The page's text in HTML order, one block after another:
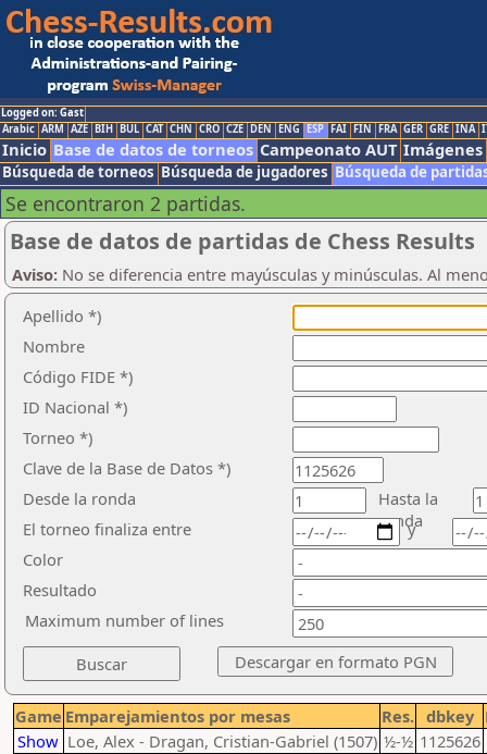
Logged on: Gast
Arabic ARM AZE BIH BUL CAT CHN CRO CZE DEN ENG ESP FAI FIN FRA GER GRE INA
Inicio Base de datos de torneos Campeonato AUT Imágenes
Búsqueda de torneos Búsqueda de jugadores Búsqueda de
Se encontraron 2 partidas.
Base de datos de partidas de Chess Results
Aviso: No se diferencia entre mayúsculas y minúsculas. Al
Apellido *)
Nombre
Código FIDE *)
ID Nacional *)
Torneo *)
Clave de la Base de Datos *)
Desde la ronda
Hasta la
ronda
El torneo finaliza entre
Color
Resultado
y
Maximum number of lines
Game Emparejamientos por mesas Res. dbkey
Show Loe, Alex - Dragan, Cristian-Gabriel (1507) ½-½ 1125626